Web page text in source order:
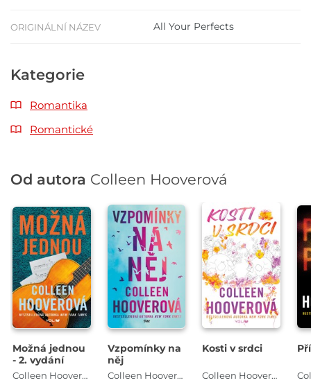
ORIGINÁLNÍ NÁZEV All Your Perfects
Kategorie
Romantika
Romantické
Od autora Colleen Hooverová
Možná jednou
- 2. vydání
Colleen Hooverová
Vzpomínky na
něj
Colleen Hooverová
Kosti v srdci
Colleen Hooverová